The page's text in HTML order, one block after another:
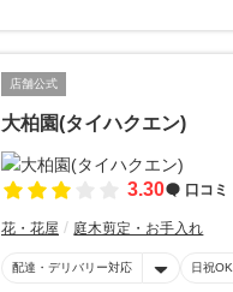
店舗公式
大柏園(タイハクエン)
3.30 口コミ
花・花屋 庭木剪定・お手入れ
配達・デリバリー対応 日祝OK